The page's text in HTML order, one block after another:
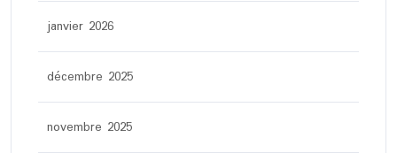
janvier 2026
décembre 2025
novembre 2025